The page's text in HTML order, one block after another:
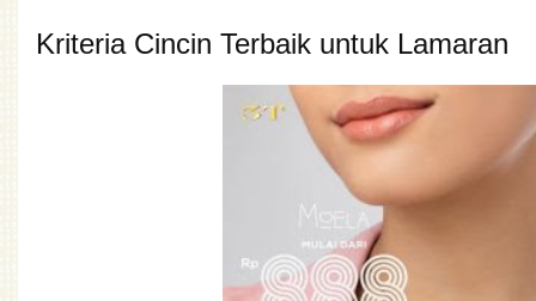
Kriteria Cincin Terbaik untuk Lamaran